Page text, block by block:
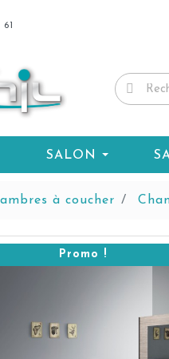
SALON
à coucher
Promo !